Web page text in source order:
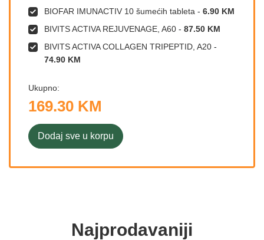
BIOFAR IMUNACTIV 10 šumećih tableta - 6.90 KM
BIVITS ACTIVA REJUVENAGE, A60 - 87.50 KM
BIVITS ACTIVA COLLAGEN TRIPEPTID, A20 -
74.90 KM
Ukupno:
169.30 KM
Dodaj sve u korpu
Najprodavaniji